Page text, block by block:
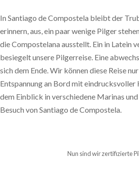
In Santiago de Compostela bleibt der
erinnern, aus, ein paar wenige Pilger
die Compostelana ausstellt. Ein in Latein
besiegelt unsere Pilgerreise. Eine
sich dem Ende. Wir können diese Reise
Entspannung an Bord mit eindrucksvoller
dem Einblick in verschiedene Marinas
Besuch von Santiago de Compostela.
Nun sind wir zertifizierte